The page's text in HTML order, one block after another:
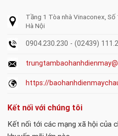
Tầng 1 Tòa nhà Vinaconex, Số
Hà Nội
0904.230.230 - (02439)
https://
Kết nối với chúng tôi
Kết nối tới các mạng xã hội của